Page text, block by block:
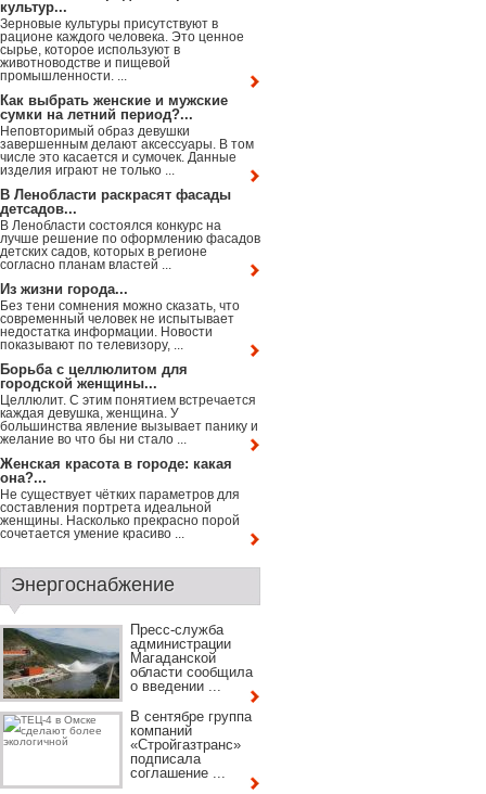
культур...
Зерновые культуры присутствуют в
рационе каждого человека. Это ценное
сырье, которое используют в
животноводстве и пищевой
промышленности. ...
Как выбрать женские и мужские
сумки на летний период?...
Неповторимый образ девушки
завершенным делают аксессуары. В том
числе это касается и сумочек. Данные
изделия играют не только ...
В Ленобласти раскрасят фасады
детсадов...
В Ленобласти состоялся конкурс на
лучше решение по оформлению фасадов
детских садов, которых в регионе
согласно планам властей ...
Из жизни города...
Без тени сомнения можно сказать, что
современный человек не испытывает
недостатка информации. Новости
показывают по телевизору, ...
Борьба с целлюлитом для
городской женщины...
Целлюлит. С этим понятием встречается
каждая девушка, женщина. У
большинства явление вызывает панику и
желание во что бы ни стало ...
Женская красота в городе: какая
она?...
Не существует чётких параметров для
составления портрета идеальной
женщины. Насколько прекрасно порой
сочетается умение красиво ...
Энергоснабжение
Пресс-служба
администрации
Магаданской
области сообщила
о введении ...
В сентябре группа
компаний
«Стройгазтранс»
подписала
соглашение ...